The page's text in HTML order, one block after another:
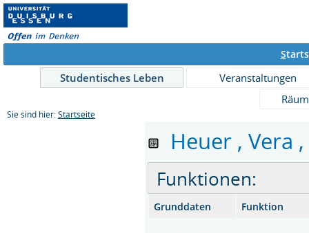
S
Studentisches Leben
Veranstaltungen
Sie sind hier: Startseite
Heuer , Vera
Funktionen:
Grunddaten Funktion